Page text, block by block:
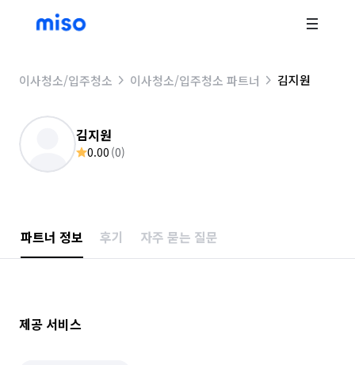
이사청소/입주청소 이사청소/입주청소 파트너 김지원
김지원
0.00 (0)
파트너 정보 후기 자주 묻는 질문
제공 서비스